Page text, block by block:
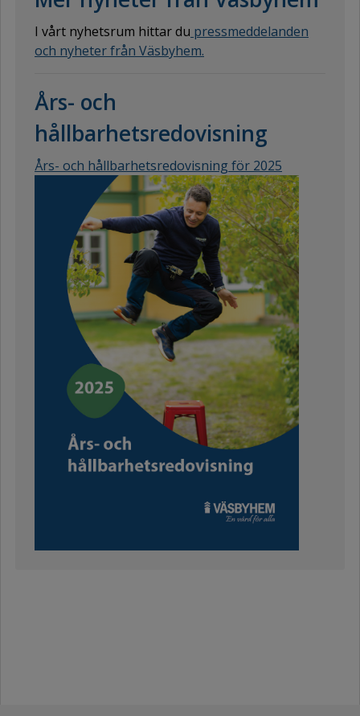
I vårt nyhetsrum hittar du pressmeddelanden
och nyheter från Väsbyhem.
Års- och
hållbarhetsredovisning
Års- och hållbarhetsredovisning för 2025